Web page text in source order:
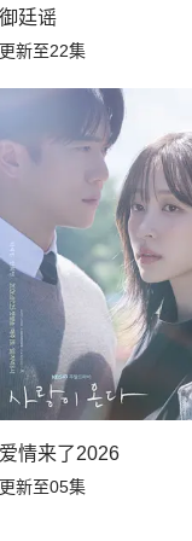
廷谣
新至22集
情来了2026
新至05集